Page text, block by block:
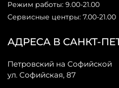
АДРЕСА В САНКТ-
Петровский на Софийской
ул. Софийская, 87
Режим работы: 9.00-21.00
Сервисные центры: 7.00-21.00